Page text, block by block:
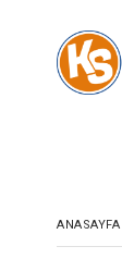
ANASAYFA